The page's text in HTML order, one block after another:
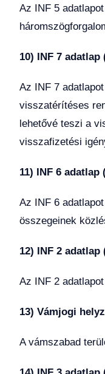
Az INF 5
10) INF 7
Az INF 7
visszatérítéses
lehetővé teszi a
visszafizetési
11) INF 6
Az INF 6
összegeinek
12) INF 2
Az INF 2
13) Vámjogi
A vámszabad